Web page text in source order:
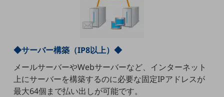
建設業
地域産業
その他の業界はこちら
ゲーム感覚で見つける
◆サーバー構築（IP8以上）◆
メールサーバーやWebサーバーなど、インターネット
上にサーバーを構築するのに必要な固定IPアドレスが
最大64個まで払い出しが可能です。